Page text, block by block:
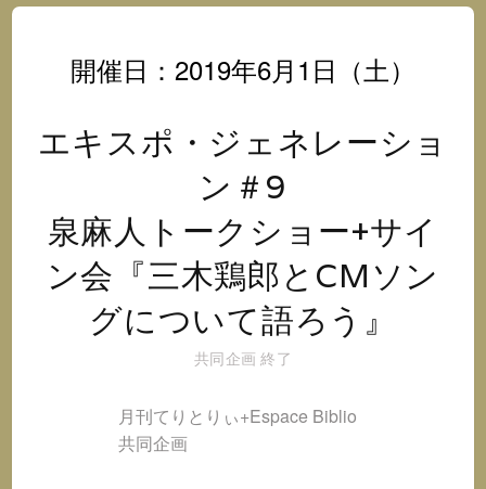
オ
イ
ン
タ
ラ
ム
開催日：2019年6月1日（土）
エキスポ・ジェネレーショ
ン＃9
泉麻人トークショー+サイ
ン会『三木鶏郎とCMソン
グについて語ろう』
共同企画 終了
月刊てりとりぃ+Espace Biblio
共同企画